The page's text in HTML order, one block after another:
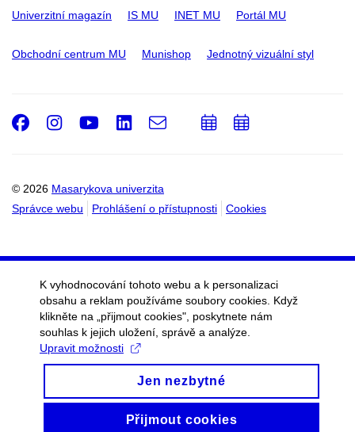
Univerzitní magazín IS MU INET MU Portál MU
Obchodní centrum MU Munishop Jednotný vizuální styl
© 2026 Masarykova univerzita
Správce webu
Prohlášení o přístupnosti Cookies
Facebook
Instagram
Youtube
LinkedIn
e-
PřidatPřidat
K vyhodnocování tohoto webu a k personalizaci
obsahu a reklam používáme soubory cookies. Když
klikněte na „přijmout cookies", poskytnete nám
souhlas k jejich uložení, správě a analýze.
Upravit možnosti
Jen nezbytné
Přijmout cookies